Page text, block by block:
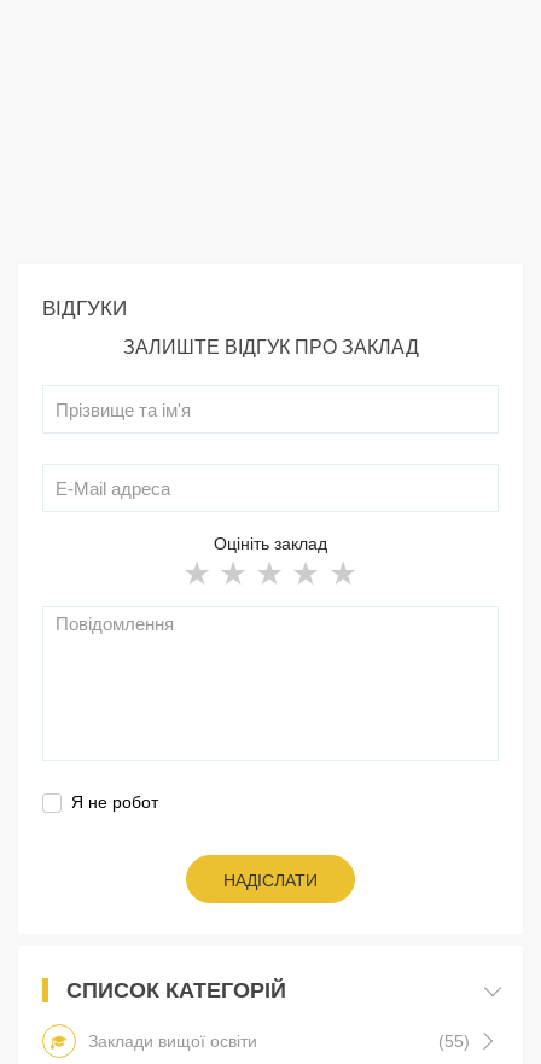
ВІДГУКИ
ЗАЛИШТЕ ВІДГУК ПРО ЗАКЛАД
Оцініть заклад
Я не робот
НАДІСЛАТИ
СПИСОК КАТЕГОРІЙ
Заклади вищої освіти (55)